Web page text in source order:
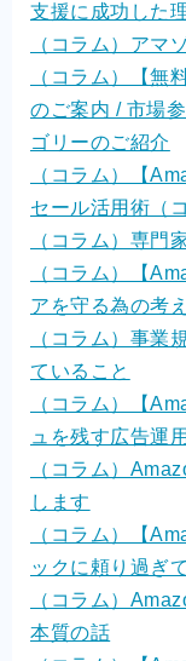
支援に成功した
（コラム）アマ
（コラム）【無
のご案内 / 市場
ゴリーのご紹介
（コラム）【
セール活用術（
（コラム）専門
（コラム）【
アを守る為の考
（コラム）事業
ていること
（コラム）【
ュを残す広告運用
（コラム）
します
（コラム）【
ックに頼り過ぎ
（コラム）
本質の話